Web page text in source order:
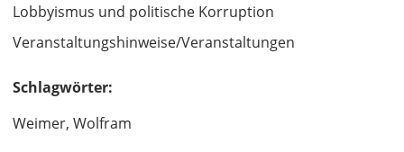
Lobbyismus und politische Korruption
Veranstaltungshinweise/Veranstaltungen
Schlagwörter:
Weimer, Wolfram